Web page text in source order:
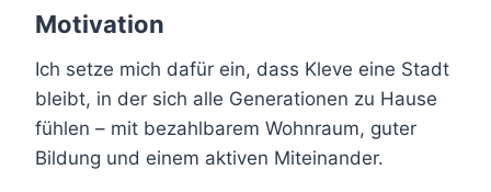
Motivation
Ich setze mich dafür ein, dass Kleve eine Stadt
bleibt, in der sich alle Generationen zu Hause
fühlen – mit bezahlbarem Wohnraum, guter
Bildung und einem aktiven Miteinander.